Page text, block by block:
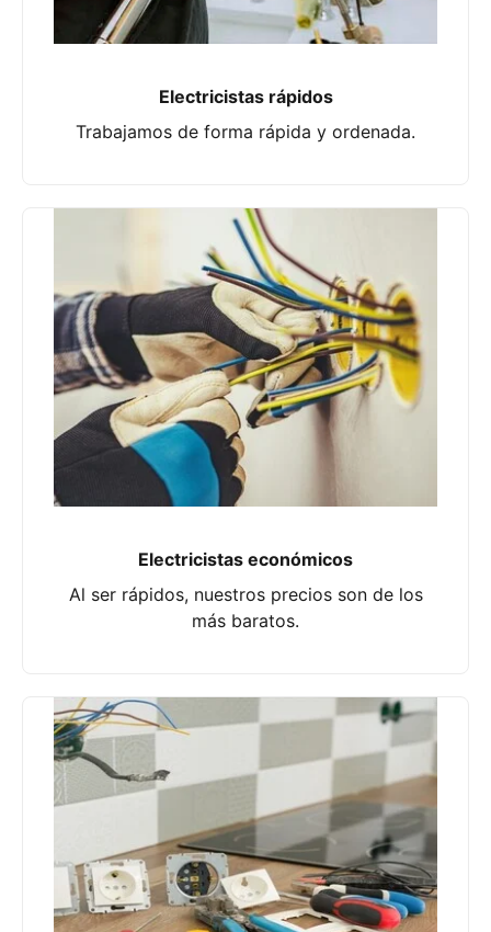
Electricistas rápidos
Trabajamos de forma rápida y ordenada.
Electricistas económicos
Al ser rápidos, nuestros precios son de los
más baratos.